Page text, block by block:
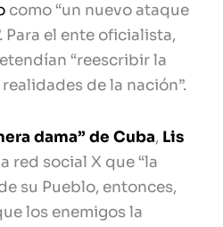
como “un nuevo ataque
Para el ente oficialista,
“reescribir la
de la nación”.
dama” de Cuba, Lis
red social X que “la
su Pueblo, entonces,
los enemigos la